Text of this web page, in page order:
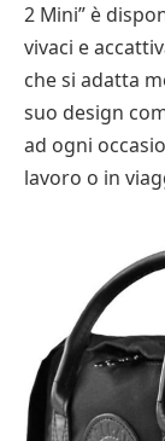
2 Mini” è
vivaci e
che si adatta
suo design
ad ogni
lavoro o in